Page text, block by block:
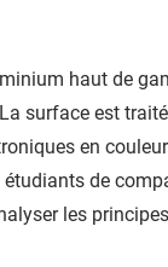
haut de
surface est
en
de
les